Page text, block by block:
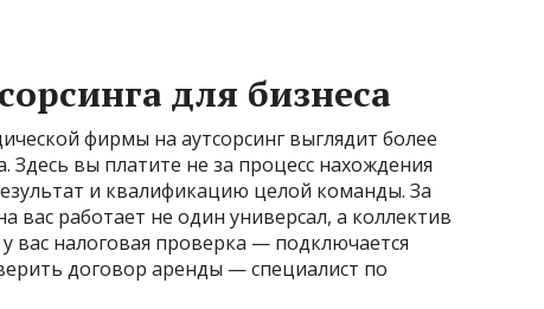
для бизнеса
фирмы на аутсорсинг выглядит более
Здесь вы платите не за процесс нахождения
и квалификацию целой команды. За
вас работает не один универсал, а коллектив
вас налоговая проверка — подключается
договор аренды — специалист по